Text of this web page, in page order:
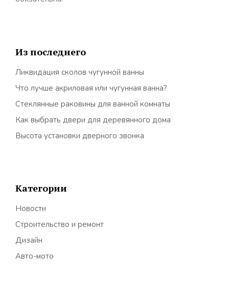
Из последнего
Ликвидация сколов чугунной ванны
Что лучше акриловая или чугунная ванна?
Стеклянные раковины для ванной комнаты
Как выбрать двери для деревянного дома
Высота установки дверного звонка
Категории
Новости
Строительство и ремонт
Дизайн
Авто-мото